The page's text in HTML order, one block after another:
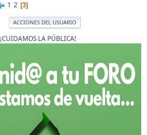
1 2 3
ACCIONES DEL USUARIO
¡CUIDAMOS LA PÚBLICA!